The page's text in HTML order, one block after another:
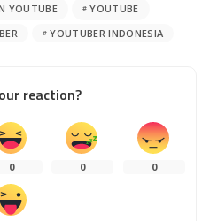
YOUTUBE
YOUTUBE
YOUTUBER INDONESIA
reaction?
0 0 0